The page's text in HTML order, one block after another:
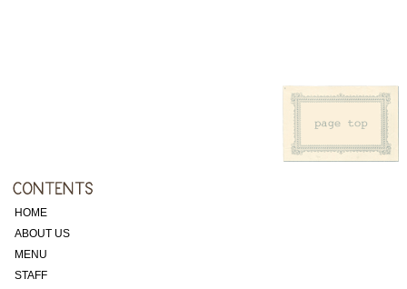
HOME
ABOUT US
MENU
STAFF